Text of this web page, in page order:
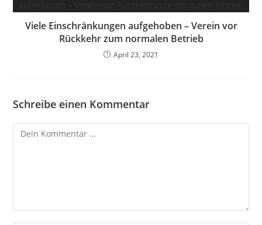
Viele Einschränkungen aufgehoben – Verein vor
Rückkehr zum normalen Betrieb
April 23, 2021
Schreibe einen Kommentar
Kommentar